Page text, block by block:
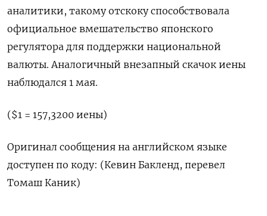
аналитики, такому отскоку способствовала
официальное вмешательство японского
регулятора для поддержки национальной
валюты. Аналогичный внезапный скачок иены
наблюдался 1 мая.
($1 = 157,3200 иены)
Оригинал сообщения на английском языке
доступен по коду: (Кевин Бакленд, перевел
Томаш Каник)